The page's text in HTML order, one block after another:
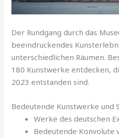
Der Rundgang durch das
beeindruckendes
unterschiedlichen Räumen.
180 Kunstwerke entdecken,
2023 entstanden sind.
Bedeutende Kunstwerke und
Werke des deutschen
Bedeutende Konvolute